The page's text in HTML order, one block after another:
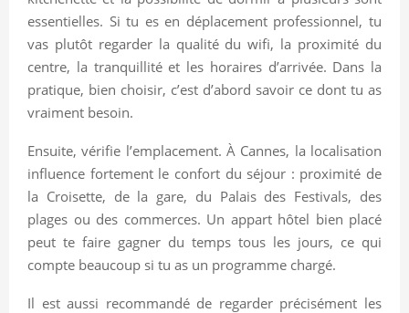
essentielles. Si tu es en déplacement professionnel, tu
vas plutôt regarder la qualité du wifi, la proximité du
centre, la tranquillité et les horaires d’arrivée. Dans la
pratique, bien choisir, c’est d’abord savoir ce dont tu as
vraiment besoin.
Ensuite, vérifie l’emplacement. À Cannes, la localisation
influence fortement le confort du séjour : proximité de
la Croisette, de la gare, du Palais des Festivals, des
plages ou des commerces. Un appart hôtel bien placé
peut te faire gagner du temps tous les jours, ce qui
compte beaucoup si tu as un programme chargé.
Il est aussi recommandé de regarder précisément les